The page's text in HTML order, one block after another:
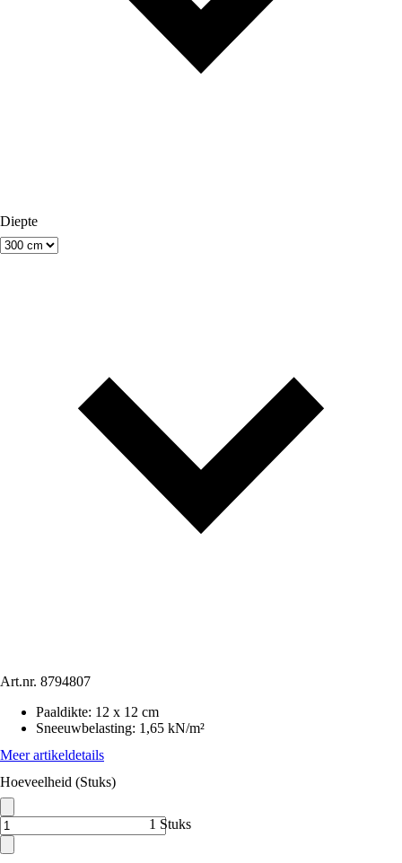
Diepte
Art.nr. 8794807
Paaldikte: 12 x 12 cm
Sneeuwbelasting: 1,65 kN/m²
Meer artikeldetails
Hoeveelheid (Stuks)
1 Stuks